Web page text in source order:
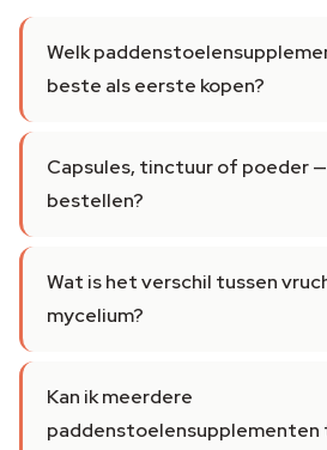
Welk
beste als eerste kopen?
Capsules, tinctuur of poeder
bestellen?
Wat is het verschil tussen
mycelium?
Kan ik meerdere
paddenstoelensupplementen